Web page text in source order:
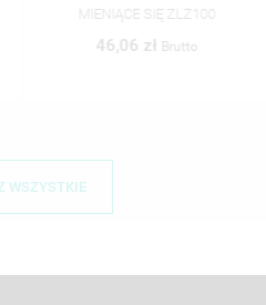
MIENIĄCE SIĘ ZLZ100
46,06 zł Brutto
WSZYSTKIE